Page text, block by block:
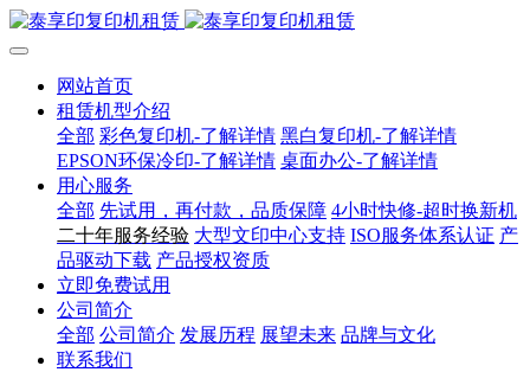
网站首页
租赁机型介绍
全部 彩色复印机-了解详情 黑白复印机-了解详情
EPSON环保冷印-了解详情 桌面办公-了解详情
用心服务
全部 先试用，再付款，品质保障 4小时快修-超时换新机
二十年服务经验 大型文印中心支持 ISO服务体系认证 产
品驱动下载 产品授权资质
立即免费试用
公司简介
全部 公司简介 发展历程 展望未来 品牌与文化
联系我们